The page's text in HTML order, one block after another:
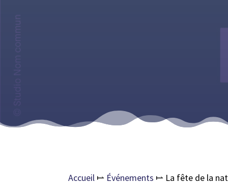
Accueil ⥛ Événements ⥛ La fête de la